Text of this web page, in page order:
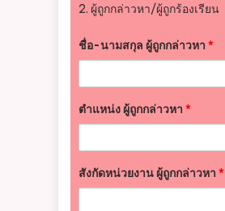
2. ผู้ถูกกล่าวหา/ผู้ถูกร้องเรียน
ชื่อ-นามสกุล ผู้ถูกกล่าวหา *
ตำแหน่ง ผู้ถูกกล่าวหา *
สังกัดหน่วยงาน ผู้ถูกกล่าวหา *